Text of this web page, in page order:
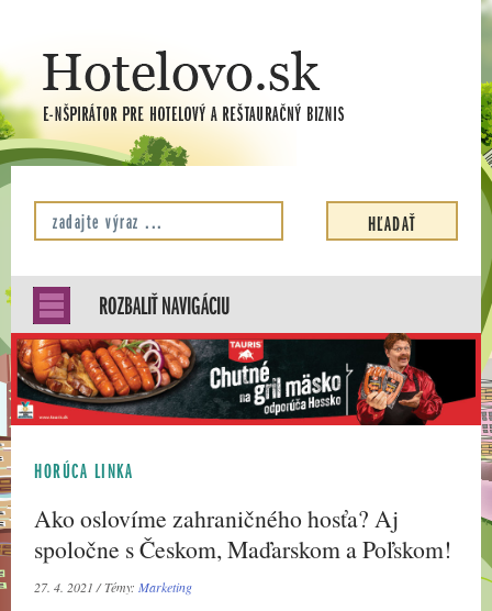
ROZBALIŤ NAVIGÁCIU
HORÚCA LINKA
Ako oslovíme zahraničného hosťa? Aj
spoločne s Českom, Maďarskom a Poľskom!
27. 4. 2021 / Témy:Marketing